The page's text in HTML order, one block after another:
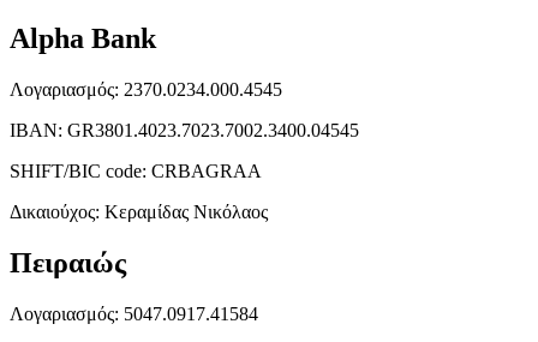
Alpha Bank
Λογαριασμός: 2370.0234.000.4545
ΙΒΑΝ: GR3801.4023.7023.7002.3400.04545
SHIFT/BIC code: CRBAGRAA
Δικαιούχος: Κεραμίδας Νικόλαος
Πειραιώς
Λογαριασμός: 5047.0917.41584